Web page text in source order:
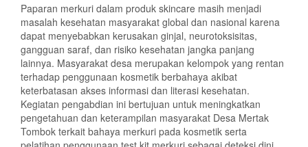
Paparan merkuri dalam produk skincare masih menjadi
masalah kesehatan masyarakat global dan nasional karena
dapat menyebabkan kerusakan ginjal, neurotoksisitas,
gangguan saraf, dan risiko kesehatan jangka panjang
lainnya. Masyarakat desa merupakan kelompok yang rentan
terhadap penggunaan kosmetik berbahaya akibat
keterbatasan akses informasi dan literasi kesehatan.
Kegiatan pengabdian ini bertujuan untuk meningkatkan
pengetahuan dan keterampilan masyarakat Desa Mertak
Tombok terkait bahaya merkuri pada kosmetik serta